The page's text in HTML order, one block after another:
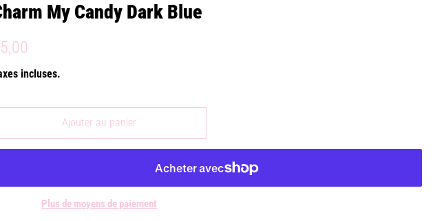
My Candy Dark Blue
incluses.
Ajouter au panier
Plus de moyens de paiement